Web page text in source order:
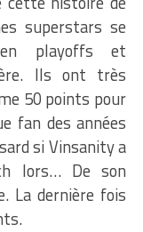
superstars se
playoffs et
Ils ont très
50 points pour
fan des années
si Vinsanity a
lors… De son
La dernière fois